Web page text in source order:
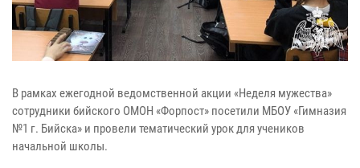
В рамках ежегодной ведомственной акции «Неделя мужества»
сотрудники бийского ОМОН «Форпост» посетили МБОУ «Гимназия
№1 г. Бийска» и провели тематический урок для учеников
начальной школы.